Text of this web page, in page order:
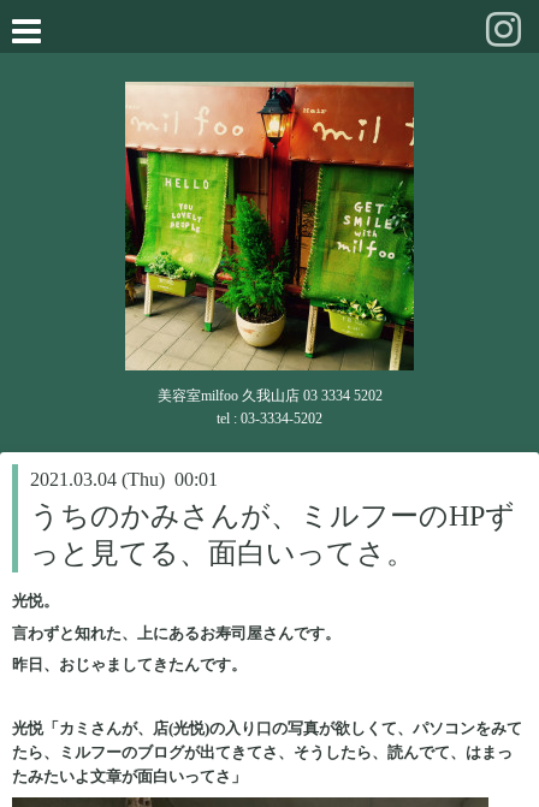
美容室milfoo 久我山店 03 3334 5202
tel : 03-3334-5202
2021.03.04 (Thu) 00:01
うちのかみさんが、ミルフーのHPず
っと見てる、面白いってさ。
光悦。
言わずと知れた、上にあるお寿司屋さんです。
昨日、おじゃましてきたんです。
光悦「カミさんが、店(光悦)の入り口の写真が欲しくて、パソコンをみて
たら、ミルフーのブログが出てきてさ、そうしたら、読んでて、はまっ
たみたいよ文章が面白いってさ」